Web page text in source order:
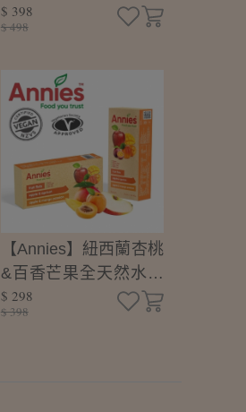
$ 398
$ 498
【Annies】紐西蘭杏桃
&百香芒果全天然水果
條-80g
$ 298
$ 398